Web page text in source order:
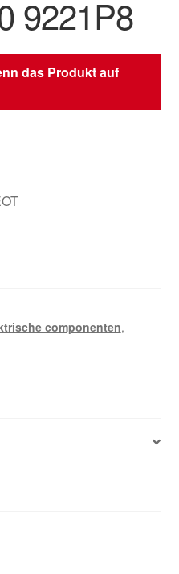
9221P8
das Produkt auf
componenten,